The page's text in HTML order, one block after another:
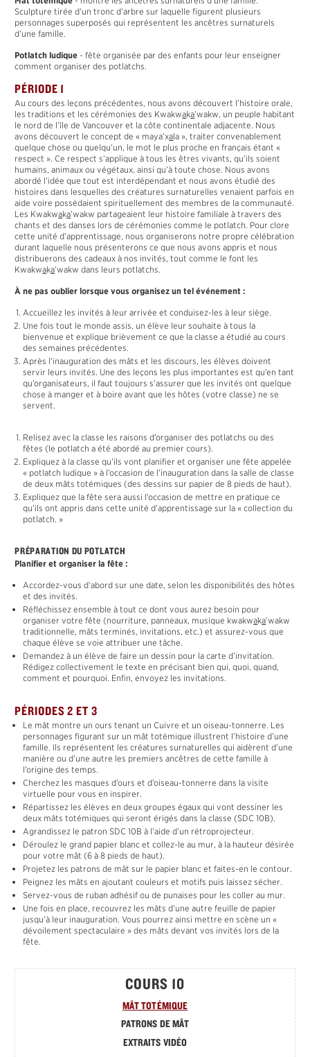
Sculpture tirée d’un tronc d’arbre sur laquelle figurent plusieurs
personnages superposés qui représentent les ancêtres surnaturels
d’une famille.
Potlatch ludique - fête organisée par des enfants pour leur enseigner
comment organiser des potlatchs.
PÉRIODE 1
Au cours des leçons précédentes, nous avons découvert l’histoire orale,
les traditions et les cérémonies des Kwakwaka’wakw, un peuple habitant
le nord de l’île de Vancouver et la côte continentale adjacente. Nous
avons découvert le concept de « maya’xala », traiter convenablement
quelque chose ou quelqu’un, le mot le plus proche en français étant «
respect ». Ce respect s’applique à tous les êtres vivants, qu’ils soient
humains, animaux ou végétaux, ainsi qu’à toute chose. Nous avons
abordé l’idée que tout est interdépendant et nous avons étudié des
histoires dans lesquelles des créatures surnaturelles venaient parfois en
aide voire possédaient spirituellement des membres de la communauté.
Les Kwakwaka’wakw partageaient leur histoire familiale à travers des
chants et des danses lors de cérémonies comme le potlatch. Pour clore
cette unité d’apprentissage, nous organiserons notre propre célébration
durant laquelle nous présenterons ce que nous avons appris et nous
distribuerons des cadeaux à nos invités, tout comme le font les
Kwakwaka’wakw dans leurs potlatchs.
À ne pas oublier lorsque vous organisez un tel événement :
Accueillez les invités à leur arrivée et conduisez-les à leur siège.
Une fois tout le monde assis, un élève leur souhaite à tous la
bienvenue et explique brièvement ce que la classe a étudié au cours
des semaines précédentes.
Après l’inauguration des mâts et les discours, les élèves doivent
servir leurs invités. Une des leçons les plus importantes est qu’en tant
qu’organisateurs, il faut toujours s’assurer que les invités ont quelque
chose à manger et à boire avant que les hôtes (votre classe) ne se
servent.
Relisez avec la classe les raisons d’organiser des potlatchs ou des
fêtes (le potlatch a été abordé au premier cours).
Expliquez à la classe qu’ils vont planifier et organiser une fête appelée
« potlatch ludique » à l’occasion de l’inauguration dans la salle de classe
de deux mâts totémiques (des dessins sur papier de 8 pieds de haut).
Expliquez que la fête sera aussi l’occasion de mettre en pratique ce
qu’ils ont appris dans cette unité d’apprentissage sur la « collection du
potlatch. »
PRÉPARATION DU POTLATCH
Planifier et organiser la fête :
Accordez-vous d’abord sur une date, selon les disponibilités des hôtes
et des invités.
Réfléchissez ensemble à tout ce dont vous aurez besoin pour
organiser votre fête (nourriture, panneaux, musique kwakwaka’wakw
traditionnelle, mâts terminés, invitations, etc.) et assurez-vous que
chaque élève se voie attribuer une tâche.
Demandez à un élève de faire un dessin pour la carte d’invitation.
Rédigez collectivement le texte en précisant bien qui, quoi, quand,
comment et pourquoi. Enfin, envoyez les invitations.
PÉRIODES 2 ET 3
Le mât montre un ours tenant un Cuivre et un oiseau-tonnerre. Les
personnages figurant sur un mât totémique illustrent l’histoire d’une
famille. Ils représentent les créatures surnaturelles qui aidèrent d’une
manière ou d’une autre les premiers ancêtres de cette famille à
l’origine des temps.
Cherchez les masques d’ours et d’oiseau-tonnerre dans la visite
virtuelle pour vous en inspirer.
Répartissez les élèves en deux groupes égaux qui vont dessiner les
deux mâts totémiques qui seront érigés dans la classe (SDC 10B).
Agrandissez le patron SDC 10B à l’aide d’un rétroprojecteur.
Déroulez le grand papier blanc et collez-le au mur, à la hauteur désirée
pour votre mât (6 à 8 pieds de haut).
Projetez les patrons de mât sur le papier blanc et faites-en le contour.
Peignez les mâts en ajoutant couleurs et motifs puis laissez sécher.
Servez-vous de ruban adhésif ou de punaises pour les coller au mur.
Une fois en place, recouvrez les mâts d’une autre feuille de papier
jusqu’à leur inauguration. Vous pourrez ainsi mettre en scène un «
dévoilement spectaculaire » des mâts devant vos invités lors de la
fête.
COURS 10
MÂT TOTÉMIQUE
PATRONS DE MÂT
EXTRAITS VIDÉO